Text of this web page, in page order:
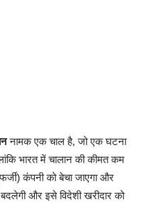
नामक एक चाल है, जो एक घटना
भारत में चालान की कीमत कम
कंपनी को बेचा जाएगा और
और इसे विदेशी खरीदार को